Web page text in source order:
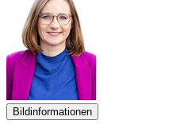
Bildinformationen